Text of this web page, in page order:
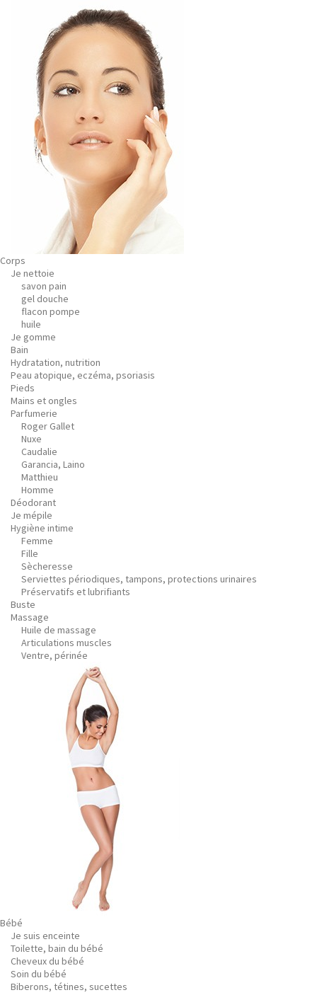
Corps
Je nettoie
savon pain
gel douche
flacon pompe
huile
Je gomme
Bain
Hydratation, nutrition
Peau atopique, eczéma, psoriasis
Pieds
Mains et ongles
Parfumerie
Roger Gallet
Nuxe
Caudalie
Garancia, Laino
Matthieu
Homme
Déodorant
Je mépile
Hygiène intime
Femme
Fille
Sècheresse
Serviettes périodiques, tampons, protections urinaires
Préservatifs et lubrifiants
Buste
Massage
Huile de massage
Articulations muscles
Ventre, périnée
Bébé
Je suis enceinte
Toilette, bain du bébé
Cheveux du bébé
Soin du bébé
Biberons, tétines, sucettes